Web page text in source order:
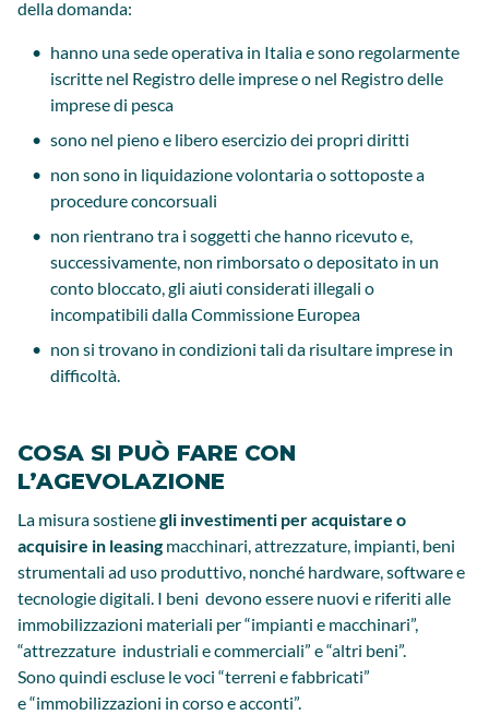
della domanda:
hanno una sede operativa in Italia e sono regolarmente
iscritte nel Registro delle imprese o nel Registro delle
imprese di pesca
sono nel pieno e libero esercizio dei propri diritti
non sono in liquidazione volontaria o sottoposte a
procedure concorsuali
non rientrano tra i soggetti che hanno ricevuto e,
successivamente, non rimborsato o depositato in un
conto bloccato, gli aiuti considerati illegali o
incompatibili dalla Commissione Europea
non si trovano in condizioni tali da risultare imprese in
difficoltà.
COSA SI PUÒ FARE CON
L’AGEVOLAZIONE
La misura sostienegli investimenti per acquistare o
acquisire in leasingmacchinari, attrezzature, impianti, beni
strumentali ad uso produttivo, nonché hardware, software e
tecnologie digitali. I beni devono essere nuovi e riferiti alle
immobilizzazioni materiali per “impianti e macchinari”,
“attrezzature industriali e commerciali” e “altri beni”.
Sono quindi escluse le voci “terreni e fabbricati”
e “immobilizzazioni in corso e acconti”.